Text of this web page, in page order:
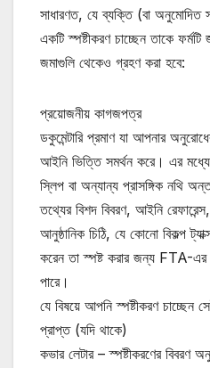
সাধারণত, যে ব্যক্তি (বা অনুমোদিত
একটি স্পষ্টীকরণ চাচ্ছেন তাকে
জমাগুলি থেকেও গ্রহণ করা হবে:
প্রয়োজনীয় কাগজপত্র
ডকুমেন্টারি প্রমাণ যা আপনার
আইনি ভিত্তি সমর্থন করে। এর মধ্যে
স্লিপ বা অন্যান্য প্রাসঙ্গিক নথি
তথ্যের বিশদ বিবরণ, আইনি
আনুষ্ঠানিক চিঠি, যে কোনো বিকল্প
করেন তা স্পষ্ট করার জন্য FTA-
পারে।
যে বিষয়ে আপনি স্পষ্টীকরণ চাচ্ছেন
প্রাপ্ত (যদি থাকে)
কভার লেটার – স্পষ্টীকরণের বিবরণ